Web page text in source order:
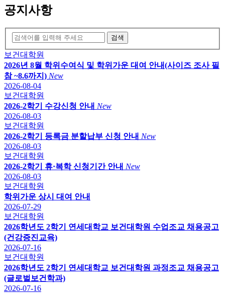
공지사항
검색
보건대학원
2026년 8월 학위수여식 및 학위가운 대여 안내(사이즈 조사 필
참 ~8.6까지) New
2026-08-04
보건대학원
2026-2학기 수강신청 안내 New
2026-08-03
보건대학원
2026-2학기 등록금 분할납부 신청 안내 New
2026-08-03
보건대학원
2026-2학기 휴·복학 신청기간 안내 New
2026-08-03
보건대학원
학위가운 상시 대여 안내
2026-07-29
보건대학원
2026학년도 2학기 연세대학교 보건대학원 수업조교 채용공고
(건강증진교육)
2026-07-16
보건대학원
2026학년도 2학기 연세대학교 보건대학원 과정조교 채용공고
(글로벌보건학과)
2026-07-16